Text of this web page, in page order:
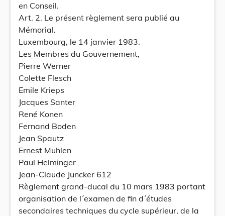
en Conseil.
Art. 2. Le présent règlement sera publié au
Mémorial.
Luxembourg, le 14 janvier 1983.
Les Membres du Gouvernement,
Pierre Werner
Colette Flesch
Emile Krieps
Jacques Santer
René Konen
Fernand Boden
Jean Spautz
Ernest Muhlen
Paul Helminger
Jean-Claude Juncker 612
Règlement grand-ducal du 10 mars 1983 portant
organisation de l´examen de fin d´études
secondaires techniques du cycle supérieur, de la